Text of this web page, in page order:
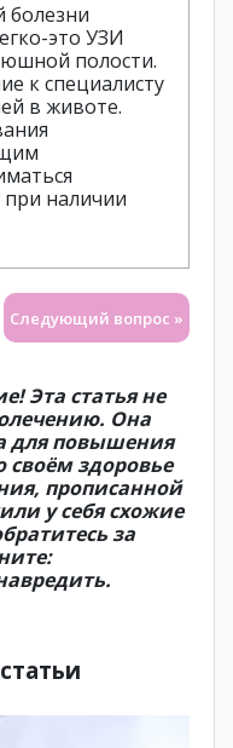
болезни
это УЗИ
полости.
к специалисту
в животе.
наличии
Следующий вопрос »
Эта статья не
Она
для повышения
своём здоровье
прописанной
у себя схожие
за